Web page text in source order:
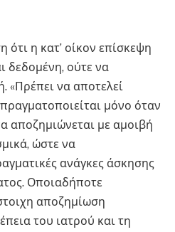
ότι η κατ’ οίκον επίσκεψη
δεδομένη, ούτε να
«Πρέπει να αποτελεί
μόνο όταν
αποζημιώνεται με αμοιβή
ώστε να
ανάγκες άσκησης
Οποιαδήποτε
αποζημίωση
του ιατρού και τη